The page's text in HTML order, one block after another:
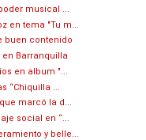
musical ...
en tema "Tu m...
buen contenido
en Barranquilla
en album "...
“Chiquilla ...
marcó la d...
social en “...
y belle...